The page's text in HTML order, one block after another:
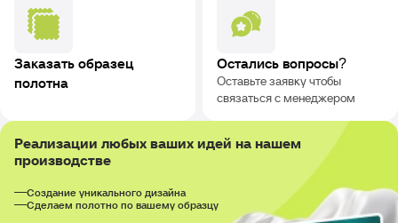
Заказать образец
полотна
Остались вопросы?
Оставьте заявку чтобы
связаться с менеджером
Реализации любых ваших идей на нашем
производстве
Создание уникального дизайна
Сделаем полотно по вашему образцу